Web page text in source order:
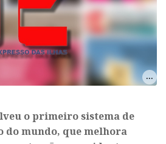
o primeiro sistema de
mundo, que melhora